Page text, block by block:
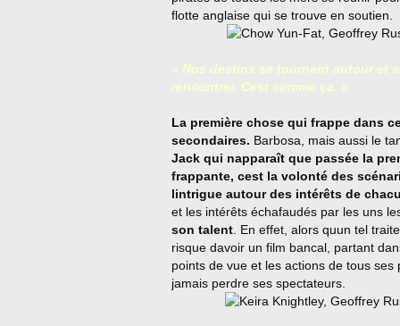
flotte anglaise qui se trouve en soutien.
« Nos destins se tournent autour et
rencontrer. Cest comme ça. »
La première chose qui frappe dans
secondaires. Barbosa, mais aussi le
Jack qui napparaît que passée la
frappante, cest la volonté des
lintrigue autour des intérêts de
et les intérêts échafaudés par les uns
son talent . En effet, alors quun tel
risque davoir un film bancal, partant
points de vue et les actions de tous ses
jamais perdre ses spectateurs.